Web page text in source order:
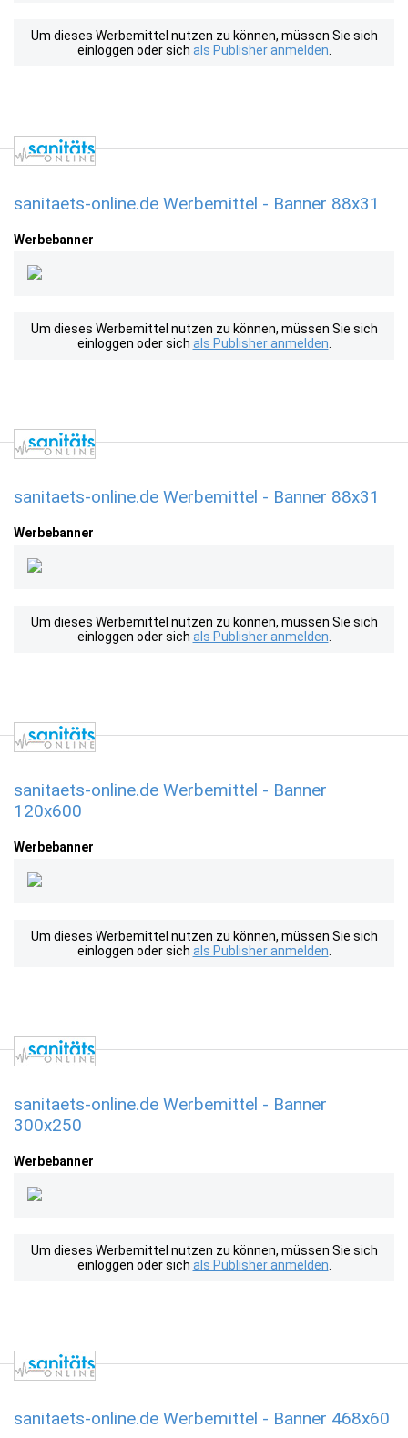
Um dieses Werbemittel nutzen zu können, müssen Sie sich
einloggen oder sich als Publisher anmelden
sanitaets-online.de Werbemittel - Banner 88x31
Werbebanner
Um dieses Werbemittel nutzen zu können, müssen Sie sich
einloggen oder sich als Publisher anmelden
sanitaets-online.de Werbemittel - Banner 88x31
Werbebanner
Um dieses Werbemittel nutzen zu können, müssen Sie sich
einloggen oder sich als Publisher anmelden
sanitaets-online.de Werbemittel - Banner
120x600
Werbebanner
Um dieses Werbemittel nutzen zu können, müssen Sie sich
einloggen oder sich als Publisher anmelden
sanitaets-online.de Werbemittel - Banner
300x250
Werbebanner
Um dieses Werbemittel nutzen zu können, müssen Sie sich
einloggen oder sich als Publisher anmelden
sanitaets-online.de Werbemittel - Banner 468x60